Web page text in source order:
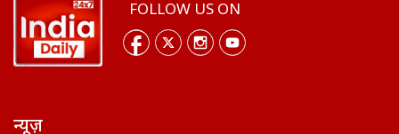
FOLLOW US ON
न्यूज़